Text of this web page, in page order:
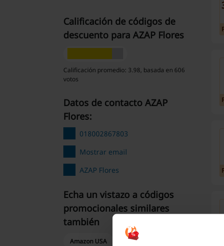
Calificación de códigos de
descuento para AZAP Flores
Calificación promedio: 3.98, basada en 606
votos
Datos de contacto AZAP
Flores:
018002867803
Mostrar email
AZAP Flores
Echa un vistazo a códigos
promocionales similares
también
Amazon USA eBay